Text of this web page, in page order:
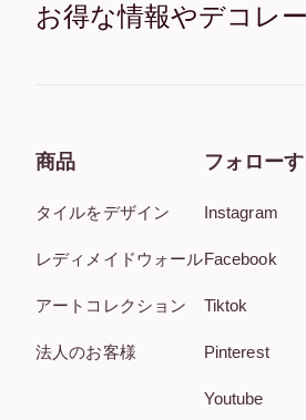
お得な情報やデコレ
商品
タイルをデザイン
レディメイドウォール
アートコレクション
法人のお客様
フォロー
Instagram
Facebook
Tiktok
Pinterest
Youtube